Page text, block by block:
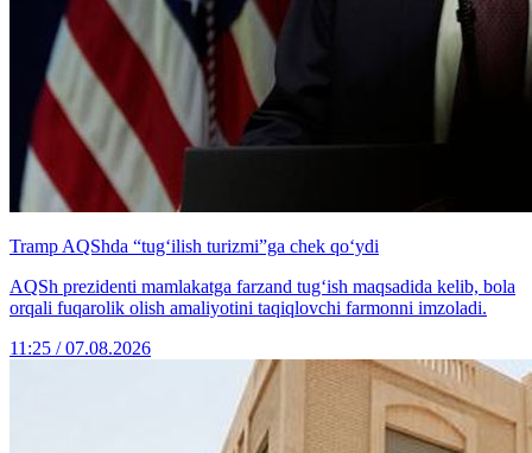
Tramp AQShda “tug‘ilish turizmi”ga chek qo‘ydi
AQSh prezidenti mamlakatga farzand tug‘ish maqsadida kelib, bola
orqali fuqarolik olish amaliyotini taqiqlovchi farmonni imzoladi.
11:25 / 07.08.2026